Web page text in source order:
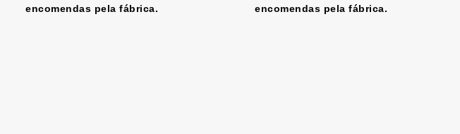
encomendas pela fábrica.
encomendas pela fábrica.